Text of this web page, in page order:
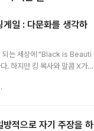
일 : 다문화를 생각하
되는 세상에 "Black is Beauti
. 하지만 킹 목사와 말콤 X가
전 일이 아니다. 그들이 없었
, 우리보다 조금 더 검은 것을
방적으로 자기 주장을 하